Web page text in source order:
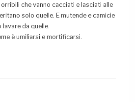
che vanno cacciati e lasciati alle
solo quelle. E mutende e camicie
lavare da quelle.
è umiliarsi e mortificarsi.